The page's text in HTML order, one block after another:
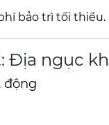
bảo trì tối thiểu.
Địa ngục
động